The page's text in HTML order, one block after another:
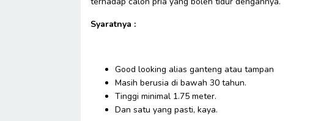
Syaratnya :
Good looking alias ganteng atau tampan
Masih berusia di bawah 30 tahun.
Tinggi minimal 1.75 meter.
Dan satu yang pasti, kaya.